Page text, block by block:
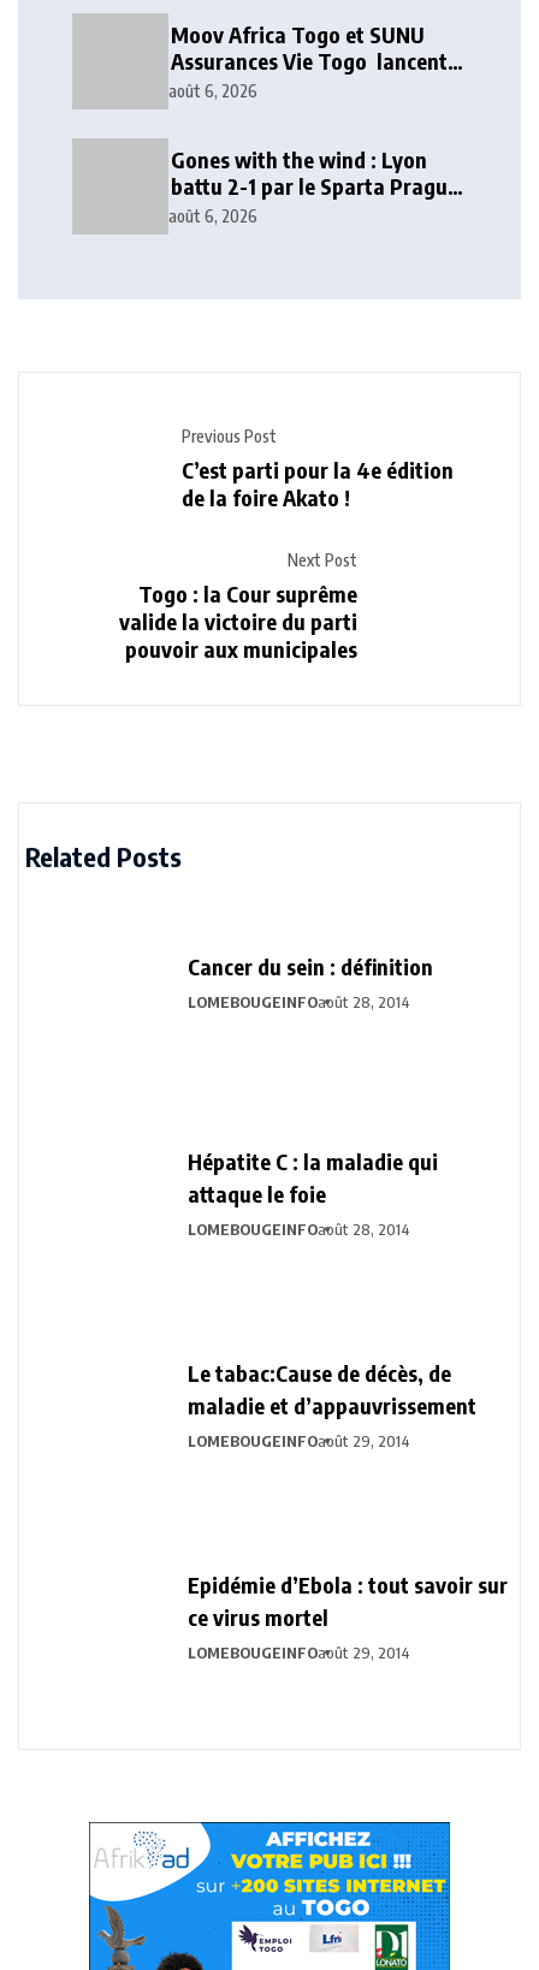
Moov Africa Togo et SUNU
Assurances Vie Togo lancent
deux solutions d’épargne et de
août 6, 2026
Gones with the wind : Lyon
battu 2-1 par le Sparta Prague
en Ligue des champions
août 6, 2026
Previous Post
C’est parti pour la 4e édition
de la foire Akato !
Next Post
Togo : la Cour suprême
valide la victoire du parti
pouvoir aux municipales
Related Posts
Cancer du sein : définition
LOMEBOUGEINFOaoût 28, 2014
Hépatite C : la maladie qui
attaque le foie
LOMEBOUGEINFOaoût 28, 2014
Le tabac:Cause de décès, de
maladie et d’appauvrissement
LOMEBOUGEINFOaoût 29, 2014
Epidémie d’Ebola : tout savoir sur
ce virus mortel
LOMEBOUGEINFOaoût 29, 2014